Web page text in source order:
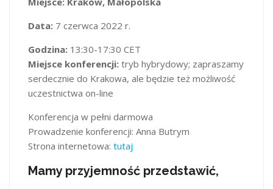
Data: 7 czerwca 2022 r.
Godzina: 13:30-17:30 CET
Miejsce konferencji: tryb hybrydowy; zapraszamy
serdecznie do Krakowa, ale będzie też możliwość
uczestnictwa on-line
Konferencja w pełni darmowa
Prowadzenie konferencji: Anna Butrym
Strona internetowa: tutaj
Mamy przyjemność przedstawić,